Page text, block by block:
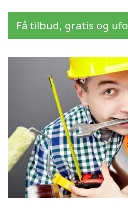
Få tilbud, gratis og